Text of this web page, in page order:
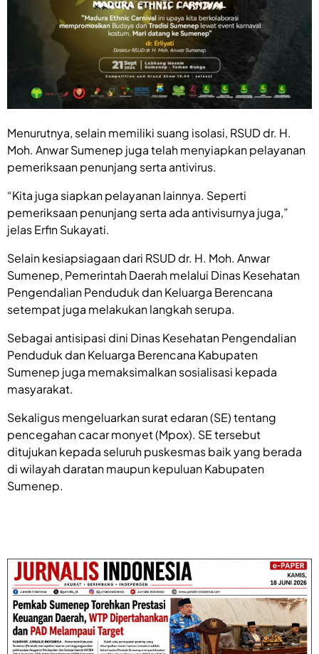
Menurutnya, selain memiliki suang isolasi, RSUD dr. H.
Moh. Anwar Sumenep juga telah menyiapkan pelayanan
pemeriksaan penunjang serta antivirus.
“Kita juga siapkan pelayanan lainnya. Seperti
pemeriksaan penunjang serta ada antivisurnya juga,”
jelas Erfin Sukayati.
Selain kesiapsiagaan dari RSUD dr. H. Moh. Anwar
Sumenep, Pemerintah Daerah melalui Dinas Kesehatan
Pengendalian Penduduk dan Keluarga Berencana
setempat juga melakukan langkah serupa.
Sebagai antisipasi dini Dinas Kesehatan Pengendalian
Penduduk dan Keluarga Berencana Kabupaten
Sumenep juga memaksimalkan sosialisasi kepada
masyarakat.
Sekaligus mengeluarkan surat edaran (SE) tentang
pencegahan cacar monyet (Mpox). SE tersebut
ditujukan kepada seluruh puskesmas baik yang berada
di wilayah daratan maupun kepuluan Kabupaten
Sumenep.